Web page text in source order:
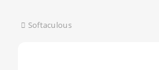
Softaculous